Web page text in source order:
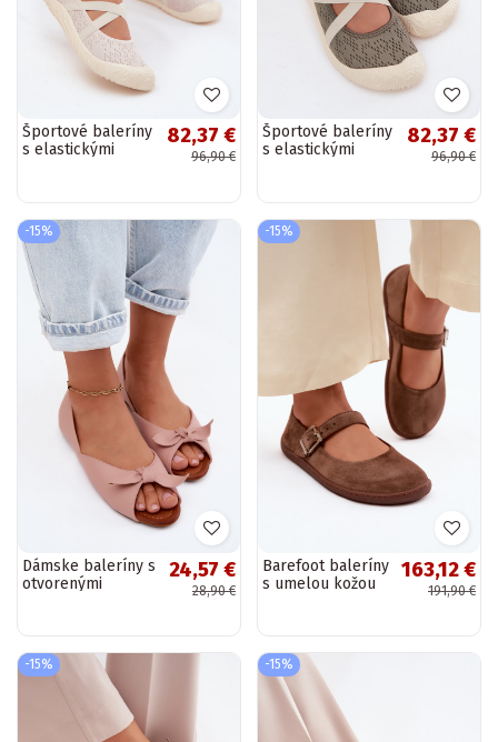
Športové baleríny
s elastickými
82,37 €
96,90 €
Športové baleríny
s elastickými
82,37 €
96,90 €
-15%
Dámske baleríny s
otvorenými
24,57 €
28,90 €
-15%
Barefoot baleríny
s umelou kožou
163,12 €
191,90 €
-15% -15%